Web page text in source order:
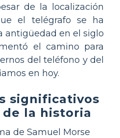
de la localización
el telégrafo se ha
antigüedad en el siglo
el camino para
del teléfono y del
en hoy.
significativos
la historia
de Samuel Morse